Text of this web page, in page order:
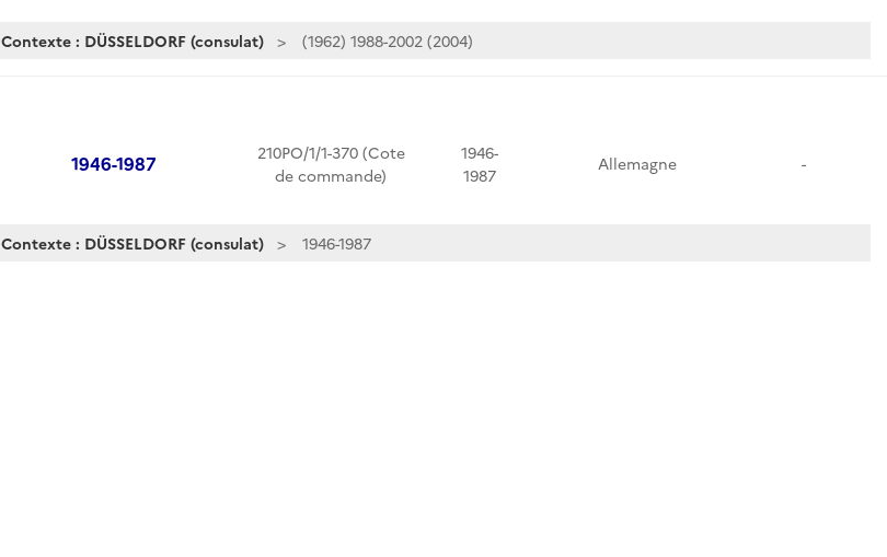
Contexte : DÜSSELDORF (consulat) (1962) 1988-2002 (2004)
1946-1987
210PO/1/1-370 (Cote
de commande)
1946-
1987
Allemagne -
Contexte : DÜSSELDORF (consulat) 1946-1987